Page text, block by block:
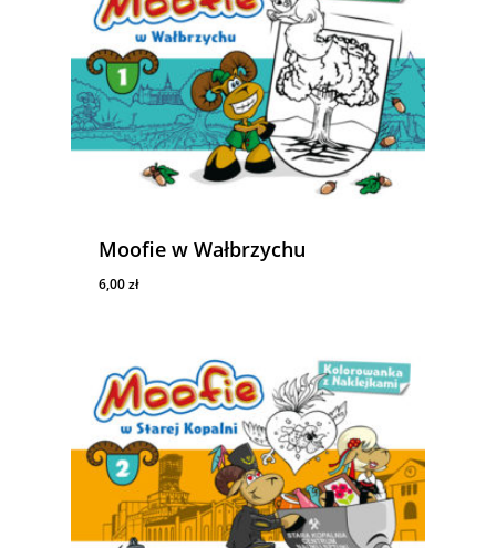
Moofie w Wałbrzychu
6,00zł